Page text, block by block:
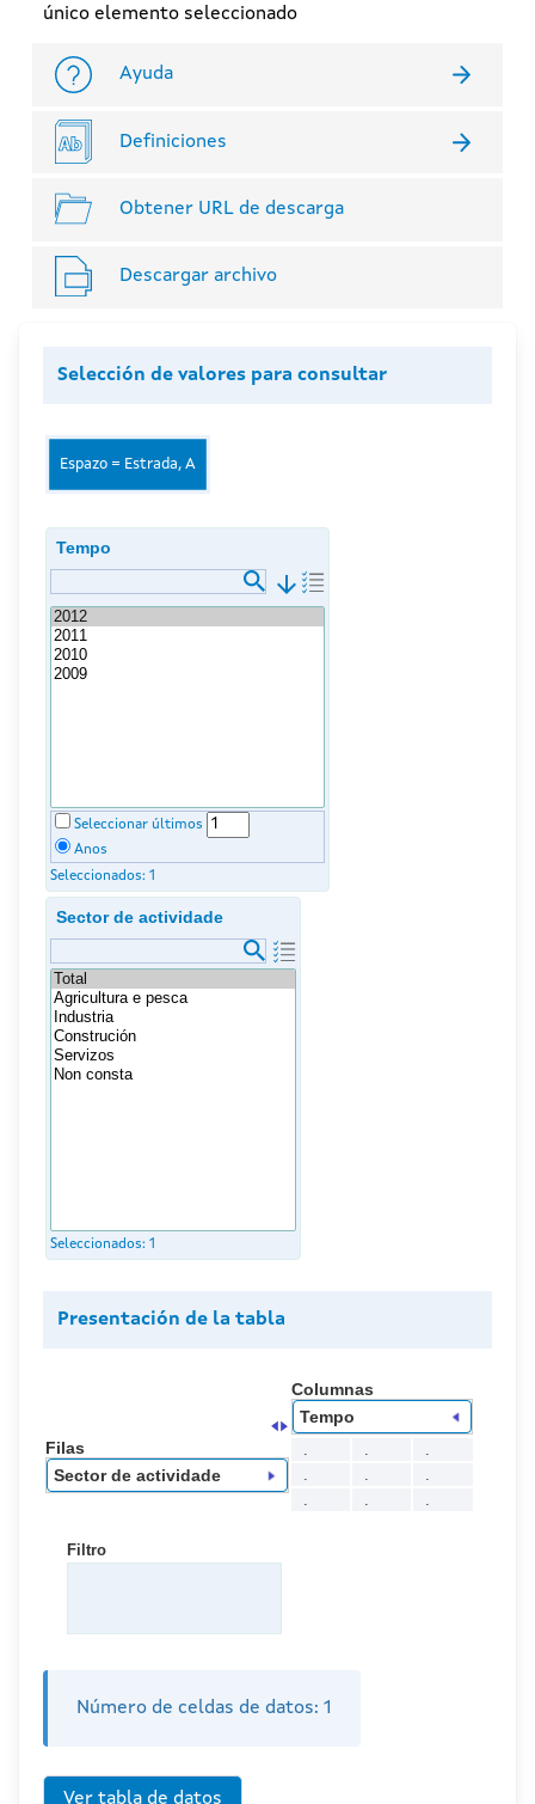
único elemento seleccionado
Ayuda
Definiciones
Obtener URL de descarga
Descargar archivo
Selección de valores para consultar
Espazo = Estrada, A
Tempo
arrow_downward
Seleccionar últimos
Anos
Seleccionados: 1
Sector de actividade
Seleccionados: 1
Presentación de la tabla
Columnas
Tempo
Filas
Sector de actividade
Filtro
Número de celdas de datos: 1